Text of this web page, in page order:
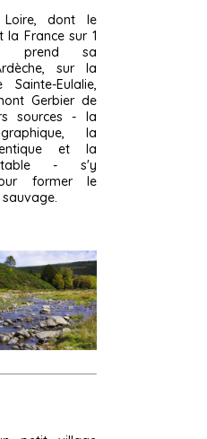
dont le
France sur 1
prend sa
sur la
Eulalie,
Gerbier de
sources - la
la
et la
- s'y
former le